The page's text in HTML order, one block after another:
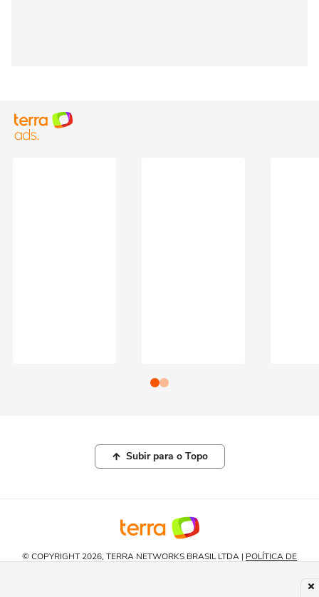
Subir para o Topo
© COPYRIGHT 2026, TERRA NETWORKS BRASIL LTDA | POLÍTICA DE